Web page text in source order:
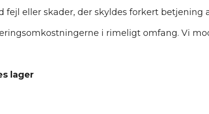
eller skader, der skyldes forkert betjening
i rimeligt omfang. Vi
lager